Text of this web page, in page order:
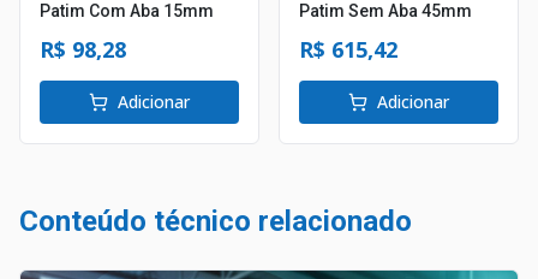
Patim Com Aba 15mm
R$ 98,28
Adicionar
Patim Sem Aba 45mm
R$ 615,42
Adicionar
Conteúdo técnico relacionado